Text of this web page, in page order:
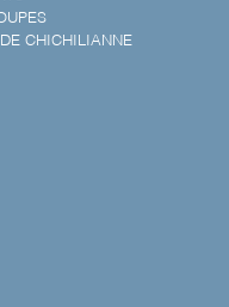
CHICHILIANNE